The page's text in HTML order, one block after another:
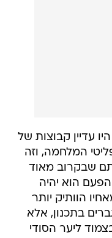
עדיין קבוצות של
המלחמה, וזה
שבקרוב מאוד
"היער הסודי 2" - הפעם הוא יהיה
הוותיק יותר
בתכנון, אלא
ליער הסודי